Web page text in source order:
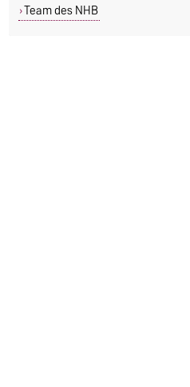
Team des NHB